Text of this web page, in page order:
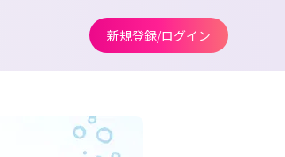
新規登録/ログイン